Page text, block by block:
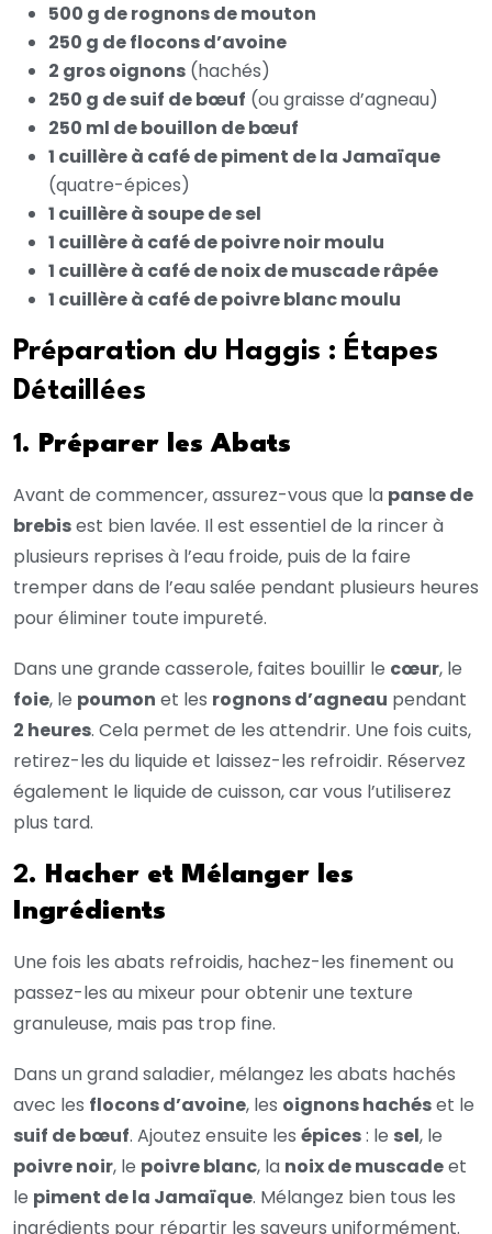
500 g de rognons de mouton
250 g de flocons d’avoine
2 gros oignons (hachés)
250 g de suif de bœuf (ou graisse d’agneau)
250 ml de bouillon de bœuf
1 cuillère à café de piment de la Jamaïque
(quatre-épices)
1 cuillère à soupe de sel
1 cuillère à café de poivre noir moulu
1 cuillère à café de noix de muscade râpée
1 cuillère à café de poivre blanc moulu
Préparation du Haggis : Étapes
Détaillées
1. Préparer les Abats
Avant de commencer, assurez-vous que la panse de
brebisest bien lavée. Il est essentiel de la rincer à
plusieurs reprises à l’eau froide, puis de la faire
tremper dans de l’eau salée pendant plusieurs heures
pour éliminer toute impureté.
Dans une grande casserole, faites bouillir le cœur, le
foie, le poumon et les rognons d’agneau pendant
2 heures. Cela permet de les attendrir. Une fois cuits,
retirez-les du liquide et laissez-les refroidir. Réservez
également le liquide de cuisson, car vous l’utiliserez
plus tard.
2. Hacher et Mélanger les
Ingrédients
Une fois les abats refroidis, hachez-les finement ou
passez-les au mixeur pour obtenir une texture
granuleuse, mais pas trop fine.
Dans un grand saladier, mélangez les abats hachés
avec les flocons d’avoine, les oignons hachéset le
suif de bœuf. Ajoutez ensuite les épices: le sel, le
poivre noir, le poivre blanc, la noix de muscadeet
le piment de la Jamaïque. Mélangez bien tous les
ingrédients pour répartir les saveurs uniformément.